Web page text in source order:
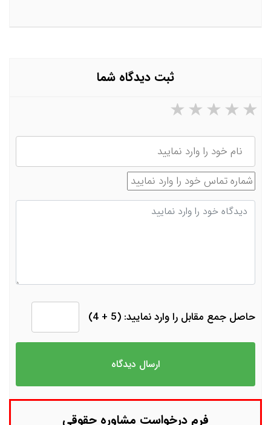
ثبت دیدگاه شما
۵ ستاره از ۵ ۴ ستاره از ۵ ۳ ستاره از ۵ ۲ ستاره از ۵
نام
شماره تماس
دیدگاه
حاصل جمع مقابل را وارد نمایید: (5 + 4)
فرم درخواست مشاوره حقوقی